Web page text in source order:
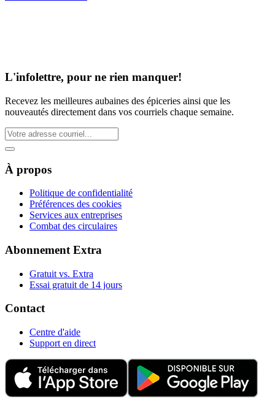
L'infolettre, pour ne rien manquer!
Recevez les meilleures aubaines des épiceries ainsi que les
nouveautés directement dans vos courriels chaque semaine.
À propos
Politique de confidentialité
Préférences des cookies
Services aux entreprises
Combat des circulaires
Abonnement Extra
Gratuit vs. Extra
Essai gratuit de 14 jours
Contact
Centre d'aide
Support en direct